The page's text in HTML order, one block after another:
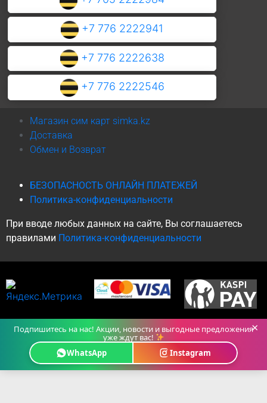
+7 776 2222941
+7 776 2222638
+7 776 2222546
Магазин сим карт simka.kz
Доставка
Обмен и Возврат
БЕЗОПАСНОСТЬ ОНЛАЙН ПЛАТЕЖЕЙ
Политика-конфиденциальности
При вводе любых данных на сайте, Вы соглашаетесь
правилами Политика-конфиденциальности
Подпишитесь на нас! Акции, новости и выгодные предложения
уже ждут вас!
WhatsApp
Instagram
×